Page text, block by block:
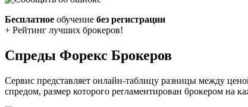
Бесплатное обучение без регистрации
+ Рейтинг лучших брокеров!
Спреды Форекс Брокеров
Сервис представляет онлайн-таблицу разницы между
спредом, размер которого регламентирован брокером на